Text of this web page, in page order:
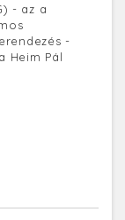
- az a
-
Heim Pál